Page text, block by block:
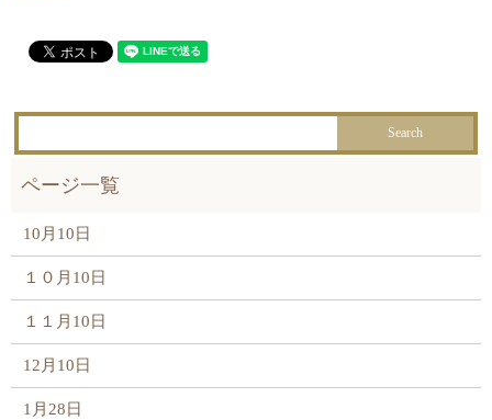
10月10日
１０月10日
１１月10日
12月10日
1月28日